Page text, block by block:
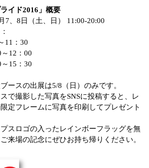
イド2016」概要
7、8日（土、日） 11:00-20:00
11：30
～12：00
～15：30
ースの出展は5/8（日）のみです。
で撮影した写真をSNSに投稿すると、レ
定フレームに写真を印刷してプレゼント
スロゴの入ったレインボーフラッグを無
来場の記念にぜひお持ち帰りください。